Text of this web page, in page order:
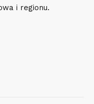
i regionu.